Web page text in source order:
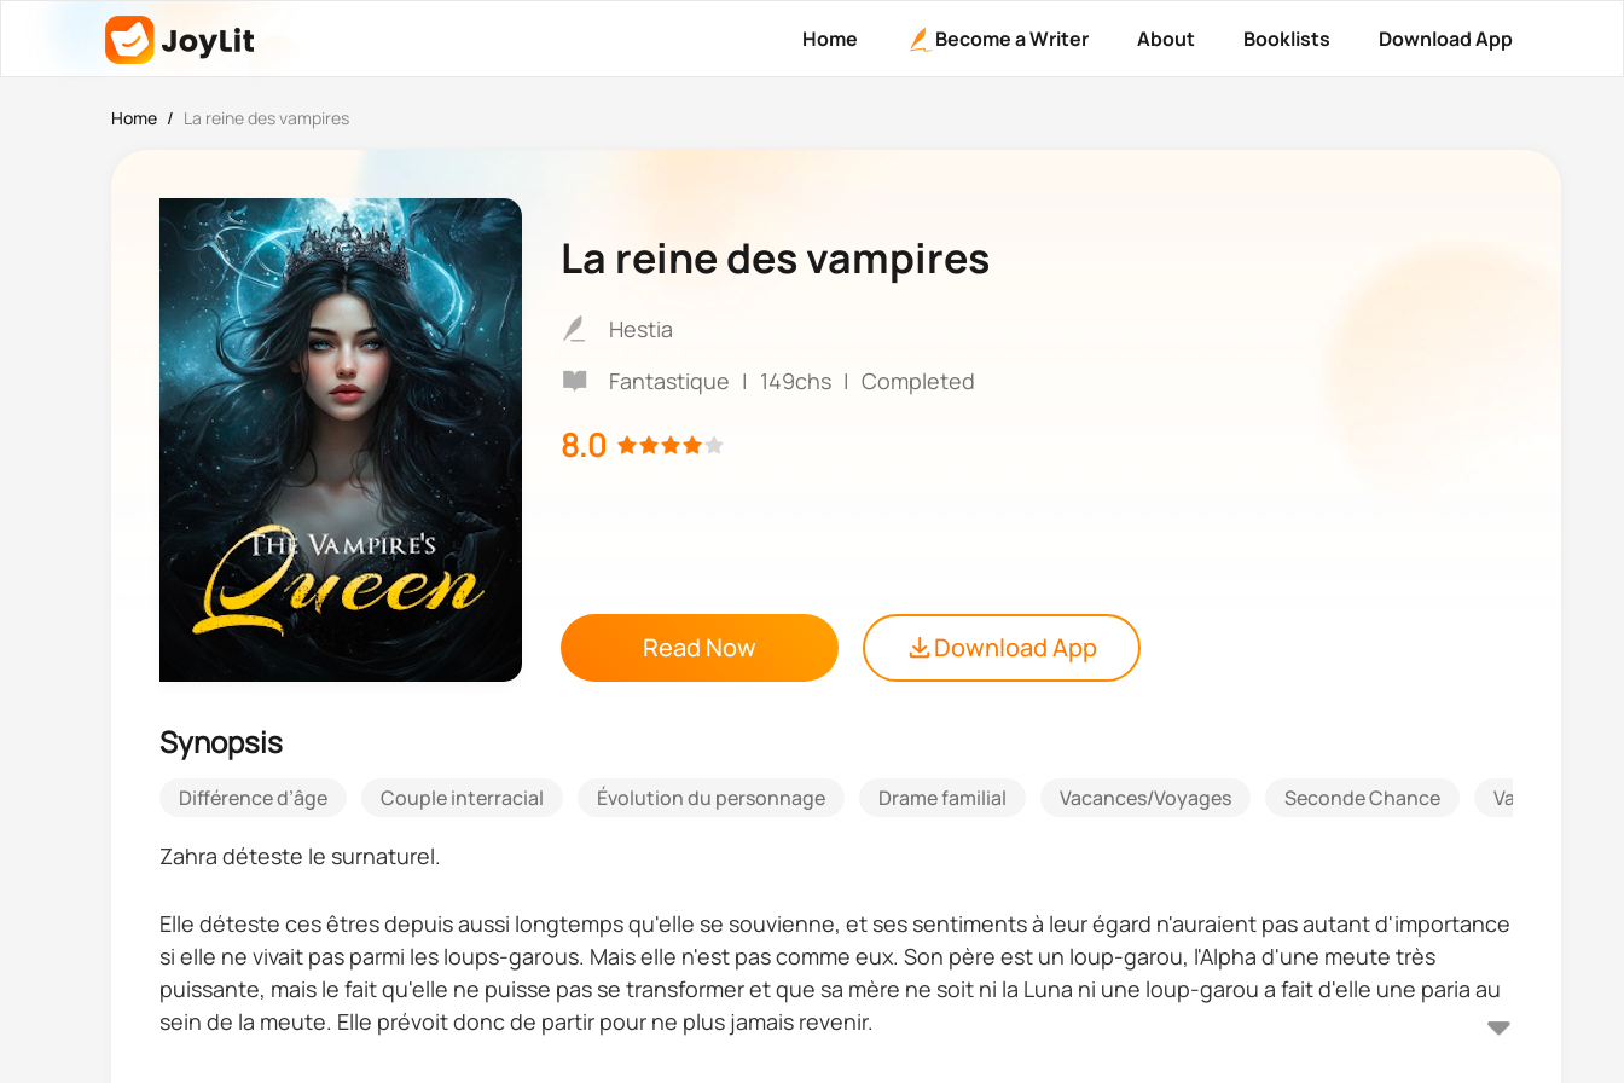
Home Become a Writer About Booklists Download App
Home / La reine des vampires
La reine des vampires
Hestia
Fantastique | 149chs | Completed
8.0
Read Now Download App
Synopsis
Différence d’âge Couple interracial Évolution du personnage Drame familial Vacances/Voyages Seconde Chance Vampire
Zahra déteste le surnaturel.
Elle déteste ces êtres depuis aussi longtemps qu'elle se souvienne, et ses sentiments à leur égard n'auraient pas autant d'importance
si elle ne vivait pas parmi les loups-garous. Mais elle n'est pas comme eux. Son père est un loup-garou, l'Alpha d'une meute très
puissante, mais le fait qu'elle ne puisse pas se transformer et que sa mère ne soit ni la Luna ni une loup-garou a fait d'elle une paria au
sein de la meute. Elle prévoit donc de partir pour ne plus jamais revenir.